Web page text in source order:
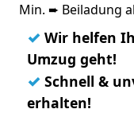
Min. ➨ Beiladung
✓ Wir helfen
Umzug geht!
✓ Schnell &
erhalten!